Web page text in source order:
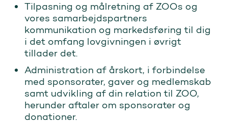
Tilpasning og målretning af ZOOs og
vores samarbejdspartners
kommunikation og markedsføring til dig
i det omfang lovgivningen i øvrigt
tillader det.
Administration af årskort, i forbindelse
med sponsorater, gaver og medlemskab
samt udvikling af din relation til ZOO,
herunder aftaler om sponsorater og
donationer.